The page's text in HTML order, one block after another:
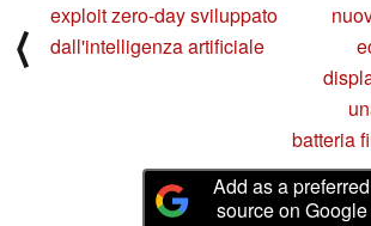
⟨
exploit zero-day sviluppato
dall'intelligenza artificiale
batteria
Add as a preferred
source on Google